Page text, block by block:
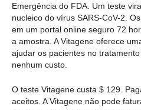
Emergência do FDA. Um teste
nucleico do vírus SARS-CoV-2.
em um portal online seguro 72
a amostra. A Vitagene oferece
ajudar os pacientes no
nenhum custo.
O teste Vitagene custa $ 129.
aceitos. A Vitagene não pode